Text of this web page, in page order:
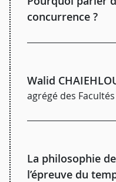
concurrence ?
Walid
agrégé des
La philosophie
l’épreuve du